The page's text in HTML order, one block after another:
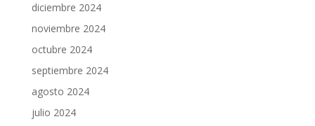
diciembre 2024
noviembre 2024
octubre 2024
septiembre 2024
agosto 2024
julio 2024